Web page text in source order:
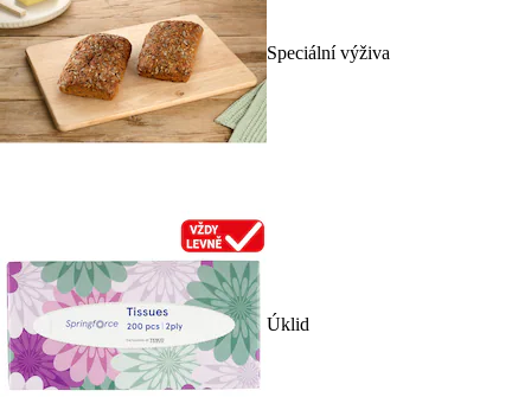
Speciální výživa
Úklid